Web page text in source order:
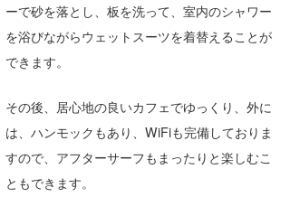
ーで砂を落とし、板を洗って、室内のシャワー
を浴びながらウェットスーツを着替えることが
できます。
その後、居心地の良いカフェでゆっくり、外に
は、ハンモックもあり、WiFiも完備しておりま
すので、アフターサーフもまったりと楽しむこ
ともできます。
喜納海人
KID
KOBU
MIN
mitz